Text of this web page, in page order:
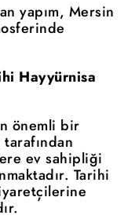
yapım, Mersin
Hayyürnisa
önemli bir
ev sahipliği
Tarihi